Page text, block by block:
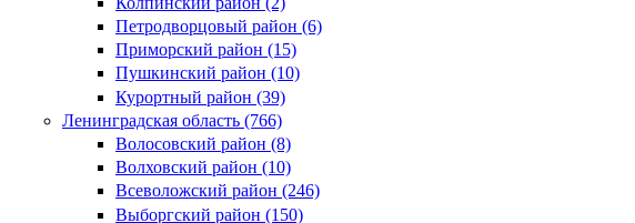
Петродворцовый район (6)
Приморский район (15)
Пушкинский район (10)
Курортный район (39)
Ленинградская область (766)
Волосовский район (8)
Волховский район (10)
Всеволожский район (246)
Выборгский район (150)